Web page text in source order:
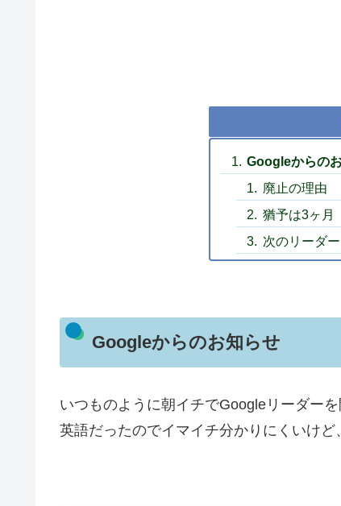
Googleからの
廃止の理由
猶予は3ヶ月
次のリーダ
Googleからのお知らせ
いつものように朝イチでGoogleリーダー
英語だったのでイマイチ分かりにくいけど